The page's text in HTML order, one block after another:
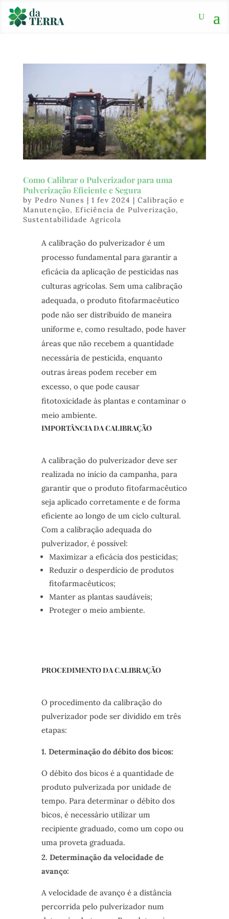
Como Calibrar o Pulverizador para uma
Pulverização Eficiente e Segura
by Pedro Nunes | 1 fev 2024 | Calibração e
Manutenção, Eficiência de Pulverização,
Sustentabilidade Agrícola
A calibração do pulverizador é um
processo fundamental para garantir a
eficácia da aplicação de pesticidas nas
culturas agrícolas. Sem uma calibração
adequada, o produto fitofarmacêutico
pode não ser distribuído de maneira
uniforme e, como resultado, pode haver
áreas que não recebem a quantidade
necessária de pesticida, enquanto
outras áreas podem receber em
excesso, o que pode causar
fitotoxicidade às plantas e contaminar o
meio ambiente.
IMPORTÂNCIA DA CALIBRAÇÃO
A calibração do pulverizador deve ser
realizada no início da campanha, para
garantir que o produto fitofarmacêutico
seja aplicado corretamente e de forma
eficiente ao longo de um ciclo cultural.
Com a calibração adequada do
pulverizador, é possível:
Maximizar a eficácia dos pesticidas;
Reduzir o desperdício de produtos
fitofarmacêuticos;
Manter as plantas saudáveis;
Proteger o meio ambiente.
PROCEDIMENTO DA CALIBRAÇÃO
O procedimento da calibração do
pulverizador pode ser dividido em três
etapas:
1. Determinação do débito dos bicos:
O débito dos bicos é a quantidade de
produto pulverizada por unidade de
tempo. Para determinar o débito dos
bicos, é necessário utilizar um
recipiente graduado, como um copo ou
uma proveta graduada.
2. Determinação da velocidade de
avanço:
A velocidade de avanço é a distância
percorrida pelo pulverizador num